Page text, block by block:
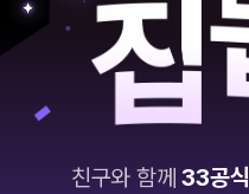
친구와 함께33공식